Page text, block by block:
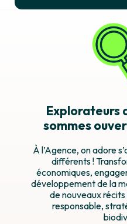
Explorateurs
sommes
À l’Agence, on adore
différents !
économiques,
développement de la
de nouveaux
responsable,